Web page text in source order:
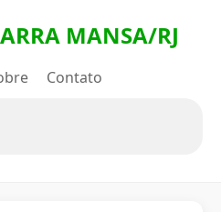
MANSA/RJ
Contato